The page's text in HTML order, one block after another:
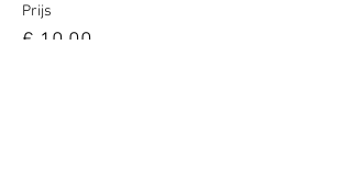
Prijs
€ 10,00